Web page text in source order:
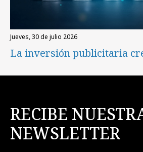
jueves, 30 de julio 2026
La inversión publicitaria
RECIBE
NEWSLETTER